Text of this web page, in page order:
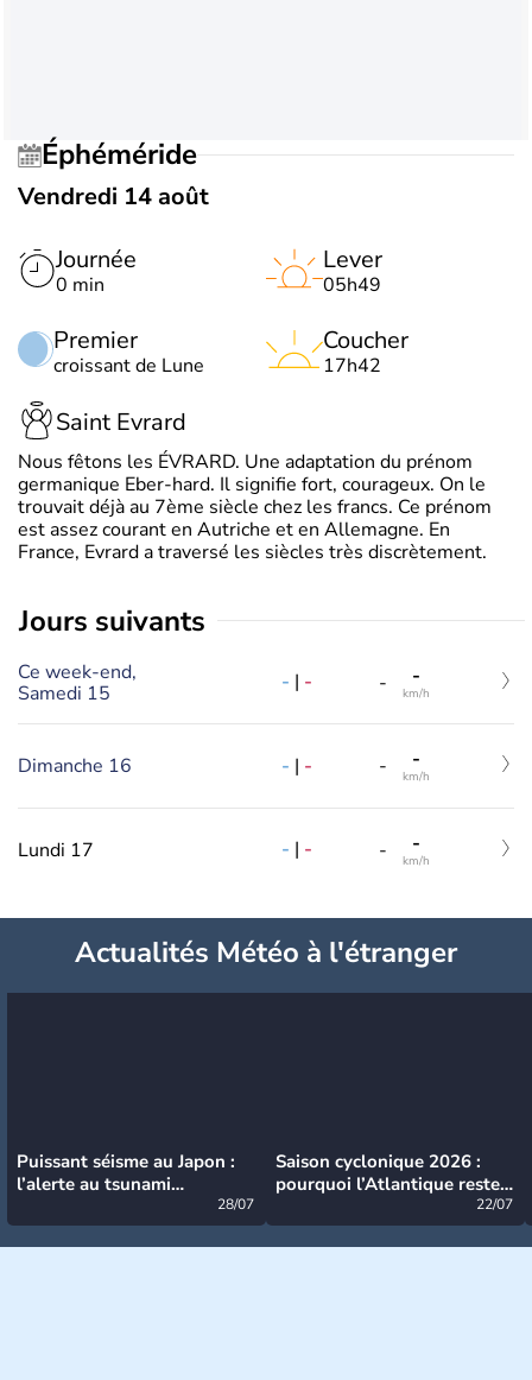
Éphéméride
Vendredi 14 août
Journée
0 min
Premier
croissant de Lune
Lever
05h49
Coucher
17h42
Saint Evrard
Nous fêtons les ÉVRARD. Une adaptation du prénom
germanique Eber-hard. Il signifie fort, courageux. On le
trouvait déjà au 7ème siècle chez les francs. Ce prénom
est assez courant en Autriche et en Allemagne. En
France, Evrard a traversé les siècles très discrètement.
jours suivants
Ce week-end,
Samedi 15
- | - - -
km/h
Dimanche 16 - | - - -
km/h
Lundi 17 - | - - -
km/h
Actualités Météo à l'étranger
Puissant séisme au Japon :
l’alerte au tsunami
28/07
Saison cyclonique 2026 :
pourquoi l’Atlantique reste
22/07